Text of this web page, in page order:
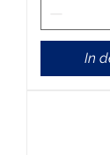
In